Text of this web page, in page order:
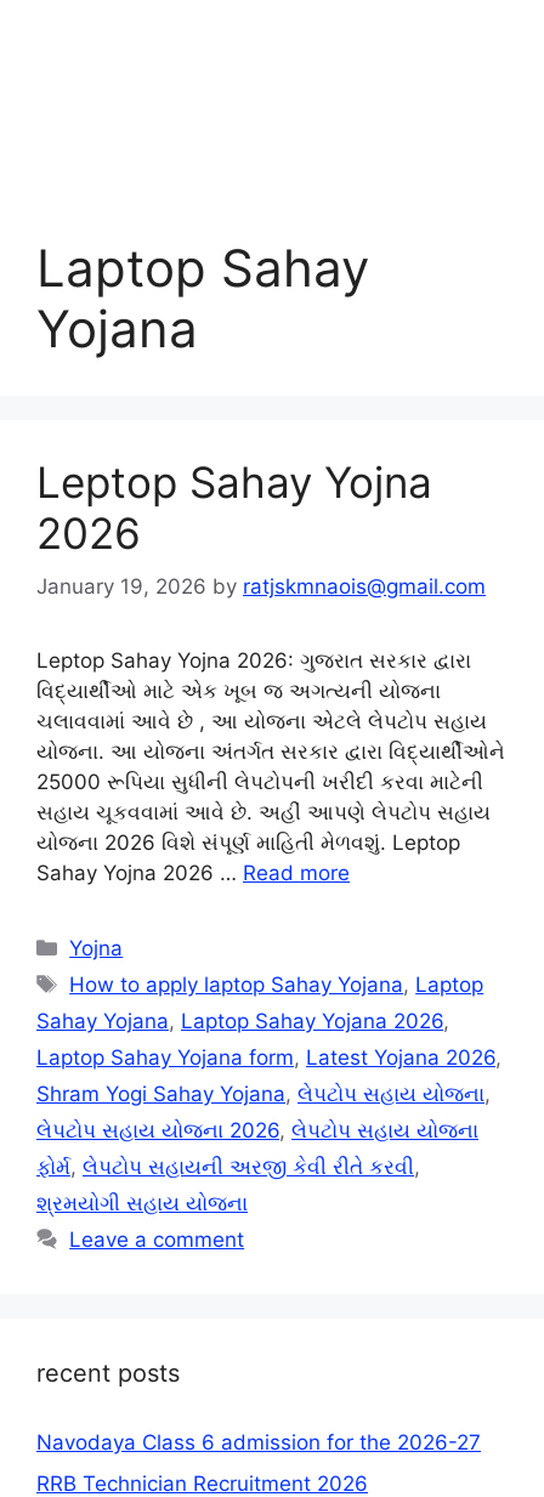
Laptop Sahay
Yojana
Leptop Sahay Yojna
2026
January 19, 2026 by ratjskmnaois@gmail.com
Leptop Sahay Yojna 2026: ગુજરાત સરકાર દ્વારા
વિદ્યાર્થીઓ માટે એક ખૂબ જ અગત્યની યોજના
ચલાવવામાં આવે છે , આ યોજના એટલે લેપટોપ સહાય
યોજના. આ યોજના અંતર્ગત સરકાર દ્વારા વિદ્યાર્થીઓને
25000 રૂપિયા સુધીની લેપટોપની ખરીદી કરવા માટેની
સહાય ચૂકવવામાં આવે છે. અહીં આપણે લેપટોપ સહાય
યોજના 2026 વિશે સંપૂર્ણ માહિતી મેળવશું. Leptop
Sahay Yojna 2026 … Read more
Categories
Yojna
Tags
How to apply laptop Sahay Yojana, Laptop
Sahay Yojana, Laptop Sahay Yojana 2026,
Laptop Sahay Yojana form, Latest Yojana 2026,
Shram Yogi Sahay Yojana, લેપટોપ સહાય યોજના,
લેપટોપ સહાય યોજના 2026, લેપટોપ સહાય યોજના
ફોર્મ, લેપટોપ સહાયની અરજી કેવી રીતે કરવી,
શ્રમયોગી સહાય યોજના
Leave a comment
recent posts
Navodaya Class 6 admission for the 2026-27
RRB Technician Recruitment 2026